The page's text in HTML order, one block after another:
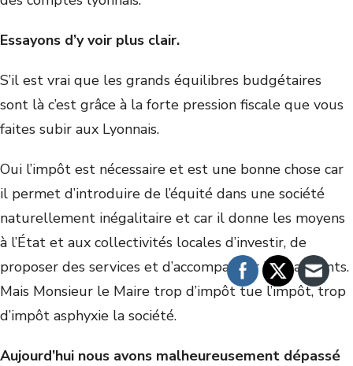
Essayons d’y voir plus clair.
S’il est vrai que les grands équilibres budgétaires
sont là c’est grâce à la forte pression fiscale que vous
faites subir aux Lyonnais.
Oui l’impôt est nécessaire et est une bonne chose car
il permet d’introduire de l’équité dans une société
naturellement inégalitaire et car il donne les moyens
à l’État et aux collectivités locales d’investir, de
proposer des services et d’accompagner les habitants.
Mais Monsieur le Maire trop d’impôt tue l’impôt, trop
d’impôt asphyxie la société.
Aujourd’hui nous avons malheureusement dépassé